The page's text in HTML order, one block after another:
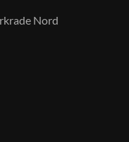
Nord